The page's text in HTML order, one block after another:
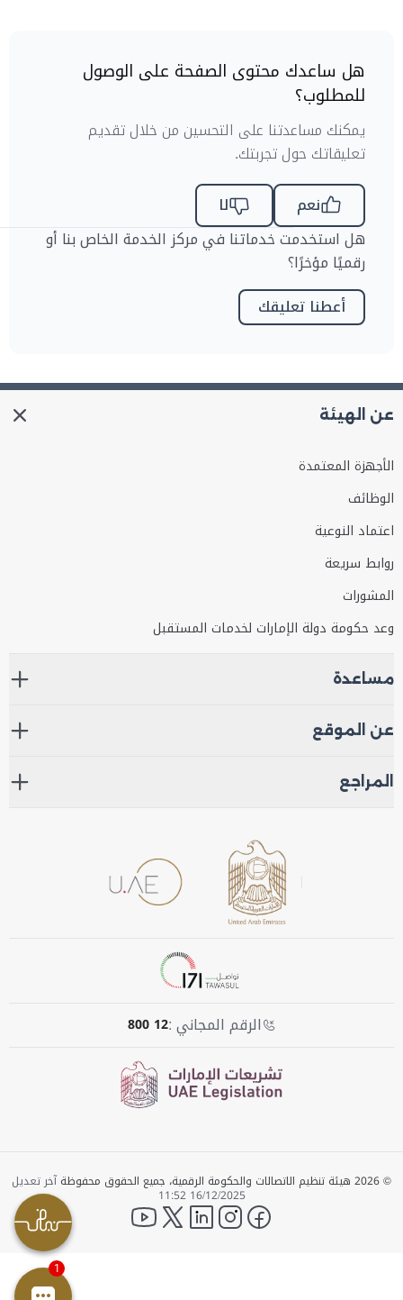
هل ساعدك محتوى الصفحة على الوصول
للمطلوب؟
يمكنك مساعدتنا على التحسين من خلال تقديم
تعليقاتك حول تجربتك.
نعم
لا
هل استخدمت خدماتنا في مركز الخدمة الخاص بنا أو
رقميًا مؤخرًا؟
أعطنا تعليقك
عن الهيئة
الأجهزة المعتمدة
الوظائف
اعتماد النوعية
روابط سريعة
المشورات
وعد حكومة دولة الإمارات لخدمات المستقبل
مساعدة
عن الموقع
المراجع
الرقم المجاني :800 12
© 2026 هيئة تنظيم الاتصالات والحكومة الرقمية، جميع الحقوق محفوظة آخر تعديل
16/12/2025 11:52
facebook
instagram
LinkedIn
twitter